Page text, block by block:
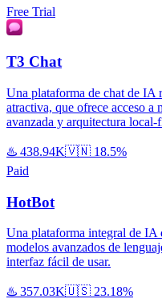
Free Trial
T3 Chat
Una plataforma de chat de IA
atractiva, que ofrece acceso
avanzada y arquitectura local-
♨️ 438.94K🇻🇳 18.5%
Paid
HotBot
Una plataforma integral de IA
modelos avanzados de
interfaz fácil de usar.
♨️ 357.03K🇺🇸 23.18%